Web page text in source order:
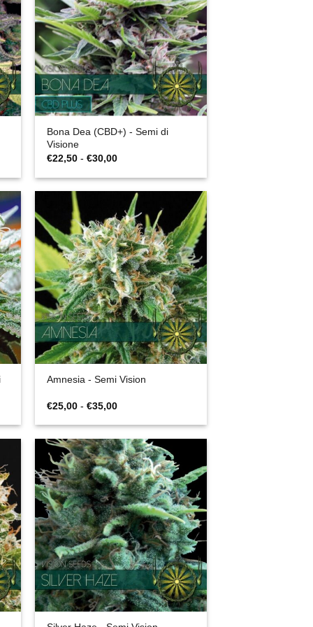
Bona Dea (CBD+) - Semi di
Visione
€22,50 - €30,00Fascia
prezzo:
€22,50
€30,00
Amnesia - Semi Vision
€25,00 - €35,00Fascia
prezzo:
€25,00
a
€35,00